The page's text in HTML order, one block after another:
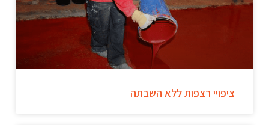
ציפויי רצפות ללא השבתה